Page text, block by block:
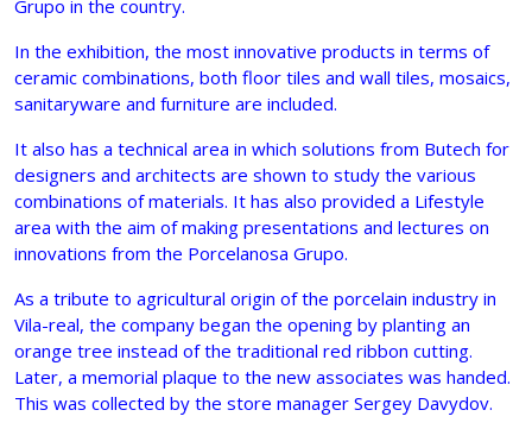
Grupo in the country.
In the exhibition, the most innovative products in terms of
ceramic combinations, both floor tiles and wall tiles, mosaics,
sanitaryware and furniture are included.
It also has a technical area in which solutions from Butech for
designers and architects are shown to study the various
combinations of materials. It has also provided a Lifestyle
area with the aim of making presentations and lectures on
innovations from the Porcelanosa Grupo.
As a tribute to agricultural origin of the porcelain industry in
Vila-real, the company began the opening by planting an
orange tree instead of the traditional red ribbon cutting.
Later, a memorial plaque to the new associates was handed.
This was collected by the store manager Sergey Davydov.